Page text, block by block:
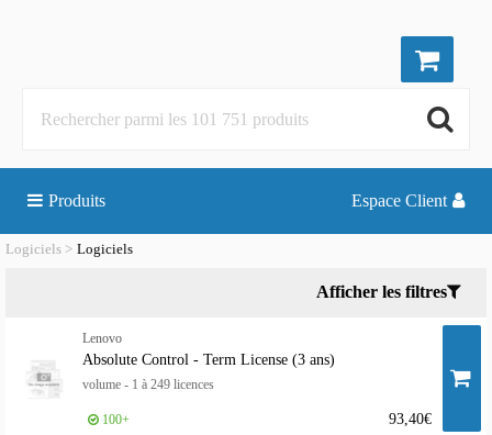
Produits Espace Client
Logiciels Logiciels
Afficher les filtres
Lenovo
Absolute Control - Term License (3 ans)
volume - 1 à 249 licences
93,40€
100+